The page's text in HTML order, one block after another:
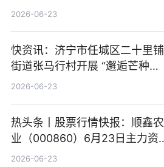
购160.50万股
2026-06-23
快资讯：济宁市任城区二十里铺
街道张马行村开展 “邂逅芒种节
气 传承农耕文化” 宣传活动
2026-06-23
热头条丨股票行情快报：顺鑫农
业（000860）6月23日主力资
金净卖出388.22万元
2026-06-23